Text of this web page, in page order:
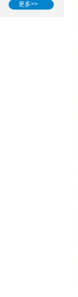
更多>>